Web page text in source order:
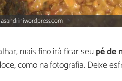
mais fino irá ficar seupé de
como na fotografia. Deixe